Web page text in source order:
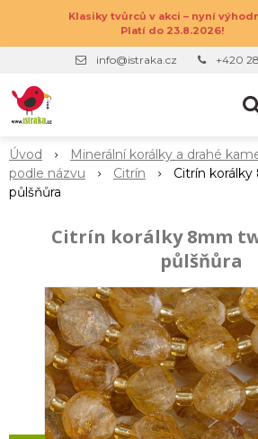
Klasiky tvůrců v akci – nyní
Platí do 23.8.2026!
info@istraka.cz +420
Úvod Minerální korálky a drahé
podle názvu
Citrín
Citrín
půlšňůra
Citrín korálky 8mm
půlšňůra